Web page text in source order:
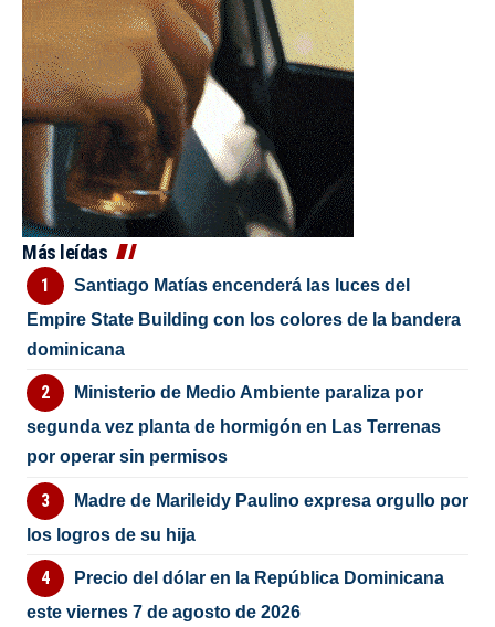
Más leídas
Santiago Matías encenderá las luces del
Empire State Building con los colores de la bandera
dominicana
Ministerio de Medio Ambiente paraliza por
segunda vez planta de hormigón en Las Terrenas
por operar sin permisos
Madre de Marileidy Paulino expresa orgullo por
los logros de su hija
Precio del dólar en la República Dominicana
este viernes 7 de agosto de 2026